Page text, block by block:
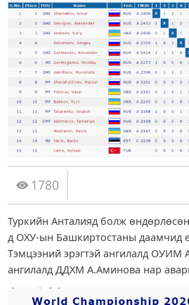
1780
Туркийн Анталияд болж
д ОХУ-ын Башкиртостаны даамчид
Тэмцээний эрэгтэй ангилалд ОУИМ
ангилалд ДДХМ А.Аминова нар